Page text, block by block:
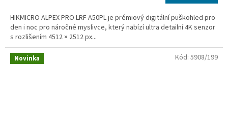
HIKMICRO ALPEX PRO LRF A50PL je prémiový digitální puškohled pro
den i noc pro náročné myslivce, který nabízí ultra detailní 4K senzor
s rozlišením 4512 × 2512 px...
Novinka Kód: 5908/199